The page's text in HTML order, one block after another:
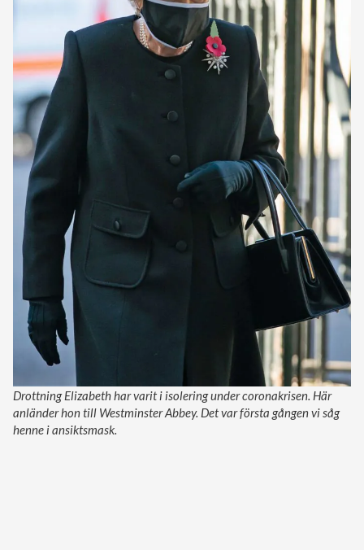
Drottning Elizabeth har varit i isolering under coronakrisen. Här
anländer hon till Westminster Abbey. Det var första gången vi såg
henne i ansiktsmask.